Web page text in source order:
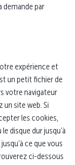
demande par
expérience et
un petit fichier de
votre navigateur
site web. Si
les cookies,
disque dur jusqu’à
ce que vous
ci-dessous